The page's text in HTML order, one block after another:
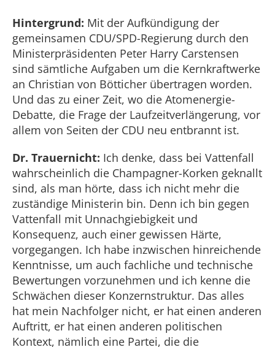
Hintergrund: Mit der Aufkündigung der
gemeinsamen CDU/SPD-Regierung durch den
Ministerpräsidenten Peter Harry Carstensen
sind sämtliche Aufgaben um die Kernkraftwerke
an Christian von Bötticher übertragen worden.
Und das zu einer Zeit, wo die Atomenergie-
Debatte, die Frage der Laufzeitverlängerung, vor
allem von Seiten der CDU neu entbrannt ist.
Dr. Trauernicht: Ich denke, dass bei Vattenfall
wahrscheinlich die Champagner-Korken geknallt
sind, als man hörte, dass ich nicht mehr die
zuständige Ministerin bin. Denn ich bin gegen
Vattenfall mit Unnachgiebigkeit und
Konsequenz, auch einer gewissen Härte,
vorgegangen. Ich habe inzwischen hinreichende
Kenntnisse, um auch fachliche und technische
Bewertungen vorzunehmen und ich kenne die
Schwächen dieser Konzernstruktur. Das alles
hat mein Nachfolger nicht, er hat einen anderen
Auftritt, er hat einen anderen politischen
Kontext, nämlich eine Partei, die die